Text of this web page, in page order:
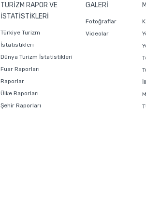
TURİZM RAPOR VE
İSTATİSTİKLERİ
Türkiye Turizm
İstatistikleri
Dünya Turizm İstatistikleri
Fuar Raporları
Raporlar
Ülke Raporları
Şehir Raporları
GALERİ
Fotoğraflar
Videolar